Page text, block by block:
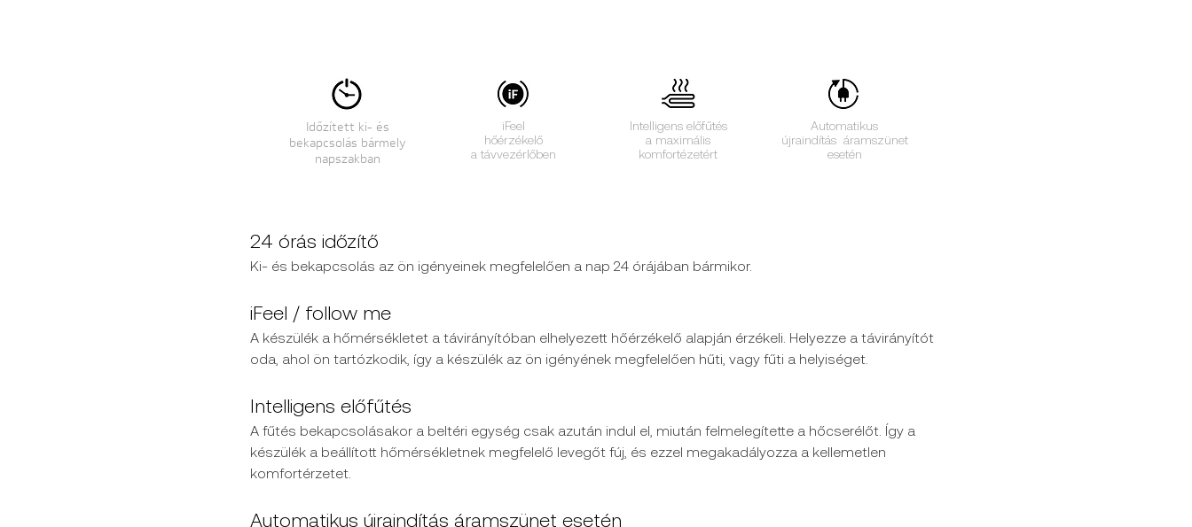
Időzített ki- és
bekapcsolás bármely
napszakban
iFeel
hőérzékelő
a távvezérlőben
Intelligens előfűtés
a maximális
komfortézetért
Automatikus
újraindítás áramszünet
esetén
24 órás időzítő
Ki- és bekapcsolás az ön igényeinek megfelelően a nap 24 órájában bármikor.
iFeel / follow me
A készülék a hőmérsékletet a távirányítóban elhelyezett hőérzékelő alapján érzékeli. Helyezze a távirányítót
oda, ahol ön tartózkodik, így a készülék az ön igényének megfelelően hűti, vagy fűti a helyiséget.
Intelligens előfűtés
A fűtés bekapcsolásakor a beltéri egység csak azután indul el, miután felmelegítette a hőcserélőt. Így a
készülék a beállított hőmérsékletnek megfelelő levegőt fúj, és ezzel megakadályozza a kellemetlen
komfortérzetet.
Automatikus újraindítás áramszünet esetén